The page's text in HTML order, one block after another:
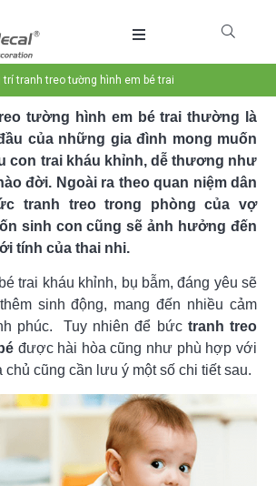
trí tranh treo tường hình em bé trai
tường hình em bé trai thường là
của những gia đình mong muốn
con trai kháu khỉnh, dễ thương như
đời. Ngoài ra theo quan niệm dân
tranh treo trong phòng của vợ
sinh con cũng sẽ ảnh hưởng đến
tính của thai nhi.
trai kháu khỉnh, bụ bẫm, đáng yêu sẽ
sinh động, mang đến nhiều cảm
phúc. Tuy nhiên để bức tranh treo
được hài hòa cũng như phù hợp với
chủ cũng cần lưu ý một số chi tiết sau.